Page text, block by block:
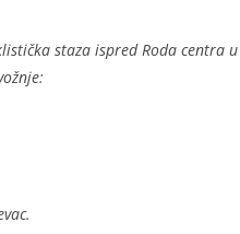
staza ispred Roda centra u